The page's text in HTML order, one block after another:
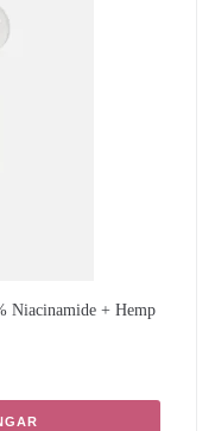
Niacinamide + Hemp